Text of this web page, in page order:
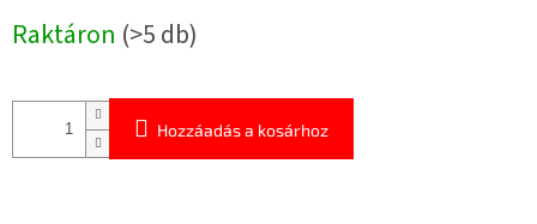
Raktáron (>5 db)
Hozzáadás a kosárhoz